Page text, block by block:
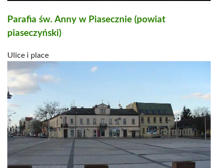
Parafia św. Anny w Piasecznie (powiat
piaseczyński)
Ulice i place